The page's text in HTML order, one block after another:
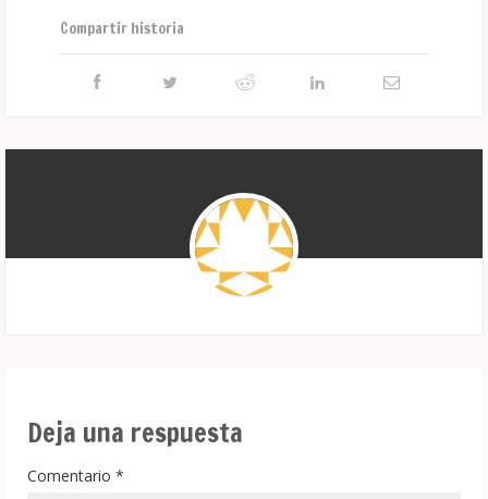
Compartir historia
Deja una respuesta
Comentario *